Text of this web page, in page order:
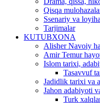
Qisqa
Ssenariy va
Tarjimalar
KUTUBXONA
Alisher Navoiy
Amir Temur
Islom tarixi,
Tasavvuf
Jadidlik tarixi va
Jahon adabiyoti
Turk